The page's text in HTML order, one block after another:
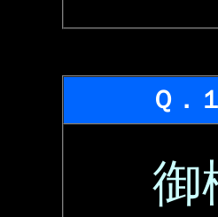
Ｑ．
御